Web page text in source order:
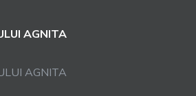
AGNITA
AGNITA